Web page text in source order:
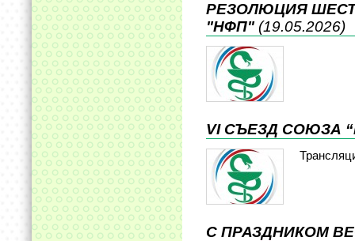
РЕЗОЛЮЦИЯ
"НФП" (19.05.2026)
VI СЪЕЗД СОЮЗА
С ПРАЗДНИКОМ